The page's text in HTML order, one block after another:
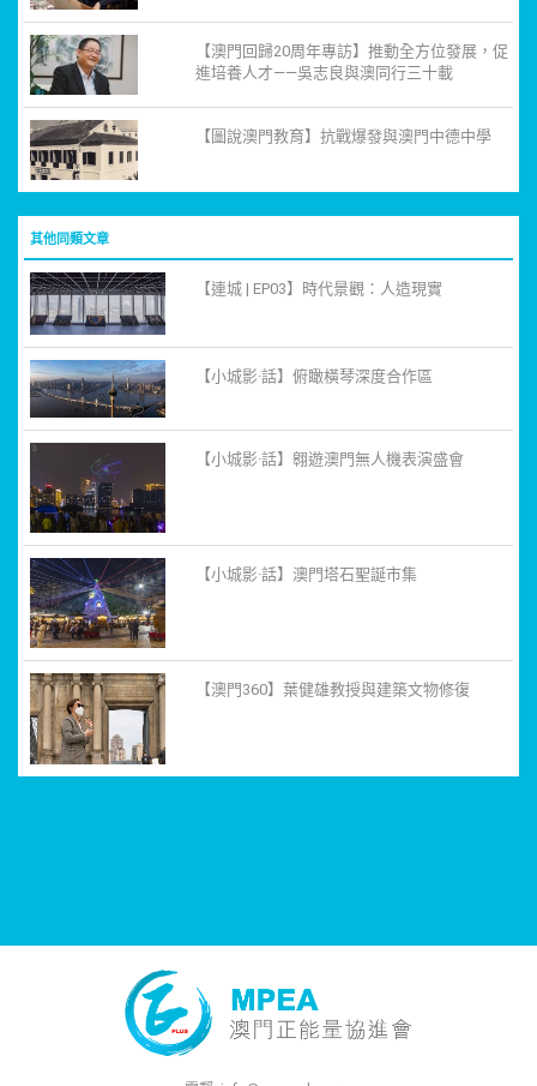
【澳門回歸20周年專訪】推動全方位發展，促
進培養人才——吳志良與澳同行三十載
【圖說澳門教育】抗戰爆發與澳門中德中學
其他同類文章
【連城 | EP03】時代景觀：人造現實
【小城影·話】俯瞰橫琴深度合作區
【小城影·話】翱遊澳門無人機表演盛會
【小城影·話】澳門塔石聖誕市集
【澳門360】葉健雄教授與建築文物修復